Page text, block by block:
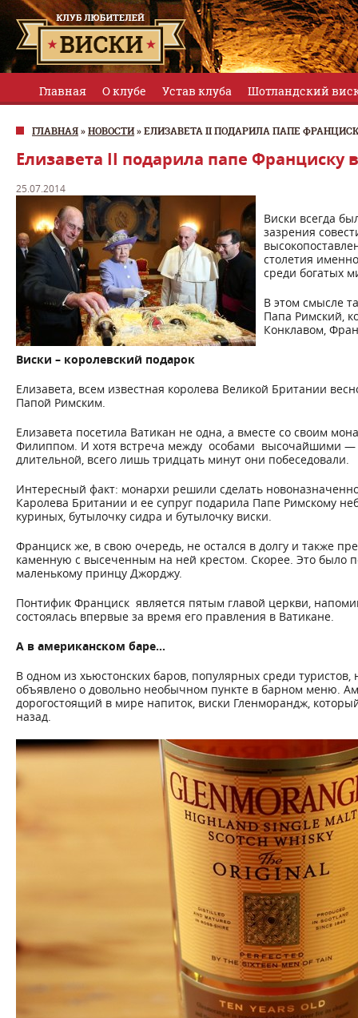
Главная О клубе Устав клуба Шотландский
ГЛАВНАЯ»НОВОСТИ»ЕЛИЗАВЕТА II ПОДАРИЛА ПАПЕ
Елизавета II подарила папе Франциску
25.07.2014
Виски всегда
зазрения
столетия
среди богатых
В этом смысле
Папа Римский,
Конклавом,
Виски – королевский подарок
Елизавета, всем известная королева Великой Британии
Папой Римским.
Елизавета посетила Ватикан не одна, а вместе со своим
Филиппом. И хотя встреча между особами высочайшими —
длительной, всего лишь тридцать минут они побеседовали.
Интересный факт: монархи решили сделать
Каролева Британии и ее супруг подарила Папе Римскому
куриных, бутылочку сидра и бутылочку виски.
Франциск же, в свою очередь, не остался в долгу и также
каменную с высеченным на ней крестом. Скорее. Это было
маленькому принцу Джорджу.
Понтифик Франциск является пятым главой церкви,
состоялась впервые за время его правления в Ватикане.
А в американском баре…
В одном из хьюстонских баров, популярных среди туристов,
объявлено о довольно необычном пункте в барном меню.
дорогостоящий в мире напиток, виски Гленморандж,
назад.